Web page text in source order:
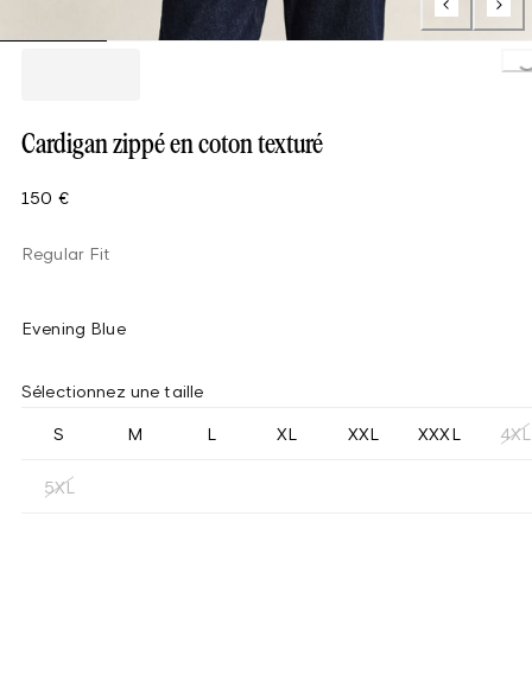
Cardigan zippé en coton texturé
150 €
Regular Fit
Evening Blue
Sélectionnez une taille
S M L XL XXL XXXL 4XL
5XL